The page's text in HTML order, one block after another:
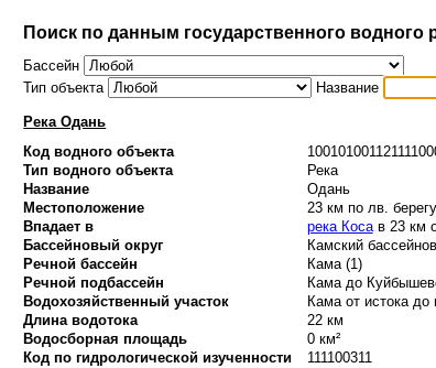
Поиск по данным государственного водного
Бассейн
Тип объекта
Название
Река Одань
Код водного объекта
Тип водного объекта
Река
Название
Одань
Местоположение
23 км по лв.
Впадает в
река Косав 23 км
Бассейновый округ
Камский
Речной бассейн
Кама (1)
Речной подбассейн
Кама до
Водохозяйственный участок
Кама от истока
Длина водотока
22 км
Водосборная площадь
0 км²
Код по гидрологической изученности
111100311